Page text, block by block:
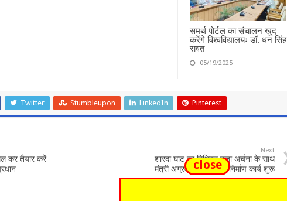
समर्थ पोर्टल का संचालन खुद
करेंगे विश्वविद्यालयः डॉ. धन सिंह
रावत
05/19/2025
Twitter Stumbleupon LinkedIn Pinterest
कर तैयार करें
Next
शारदा घाट का विधिवत पूजा अर्चना के साथ
मंत्री अग्रवाल ने करवाया निर्माण कार्य शुरू
close